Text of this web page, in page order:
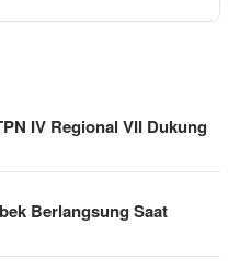
IV Regional VII Dukung
Berlangsung Saat